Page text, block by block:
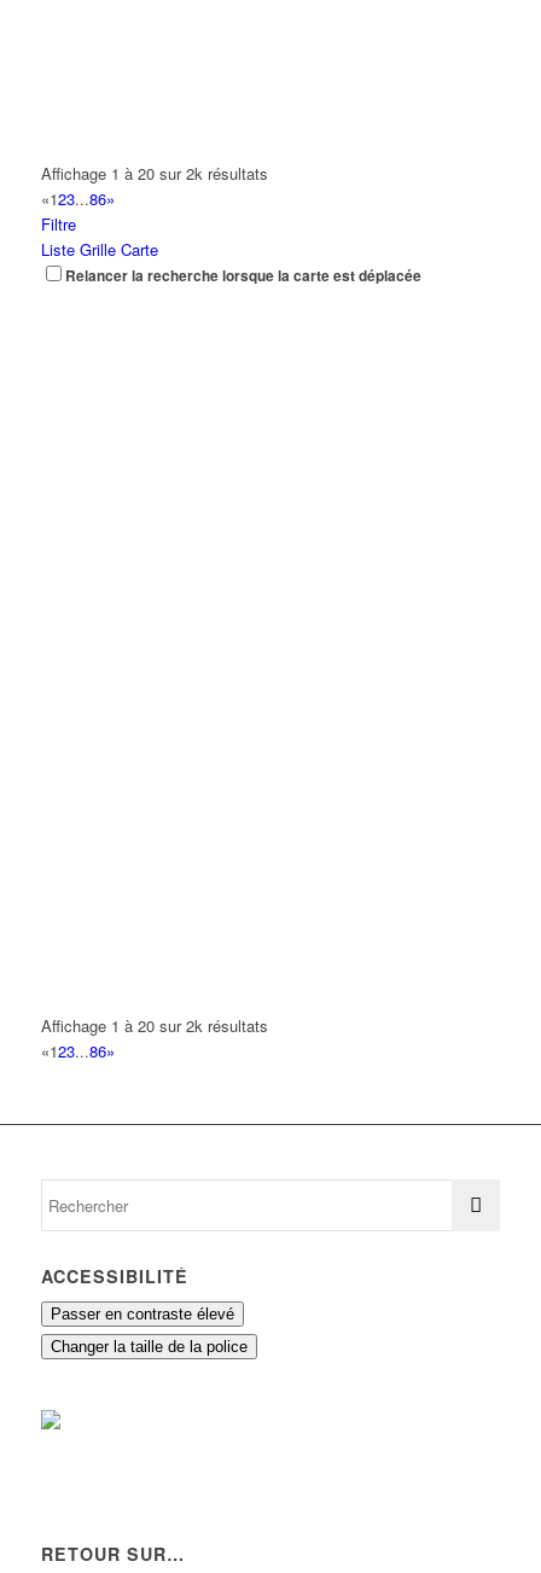
Affichage 1 à 20 sur 2k résultats
«123...86»
Filtre
Liste Grille Carte
Relancer la recherche lorsque la carte est déplacée
Affichage 1 à 20 sur 2k résultats
«123...86»
ACCESSIBILITÉ
Passer en contraste élevé
Changer la taille de la police
RETOUR SUR…